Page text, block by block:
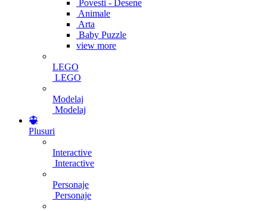
Povesti - Desene
Animale
Arta
Baby Puzzle
view more
LEGO
LEGO
Modelaj
Modelaj
Plusuri
Interactive
Interactive
Personaje
Personaje